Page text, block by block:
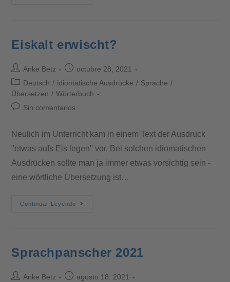
Eiskalt erwischt?
Anke Betz
octubre 28, 2021
Deutsch / idiomatische Ausdrücke / Sprache /
Übersetzen / Wörterbuch
Sin comentarios
Neulich im Unterricht kam in einem Text der Ausdruck
"etwas aufs Eis legen" vor. Bei solchen idiomatischen
Ausdrücken sollte man ja immer etwas vorsichtig sein -
eine wörtliche Übersetzung ist…
Continuar Leyendo
Sprachpanscher 2021
Anke Betz agosto 18, 2021